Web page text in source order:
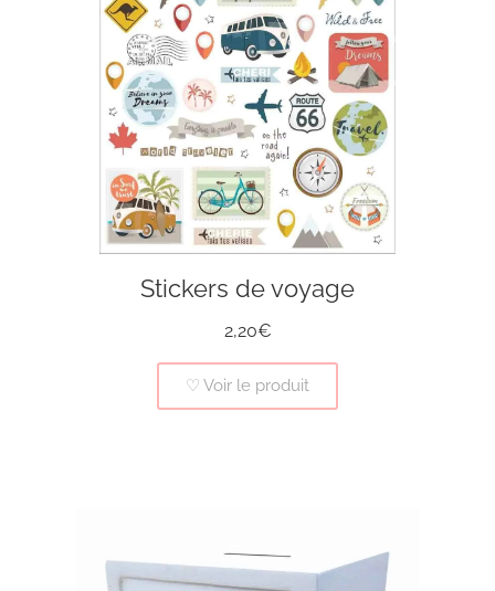
Stickers de voyage
2,20€
♡ Voir le produit